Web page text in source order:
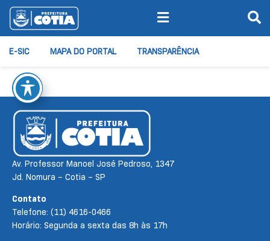
E-SIC MAPA DO PORTAL TRANSPARÊNCIA
Av. Professor Manoel José Pedroso, 1347
Jd. Nomura – Cotia – SP
Contato
Telefone: (11) 4616-0466
Horário: Segunda a sexta das 8h às 17h